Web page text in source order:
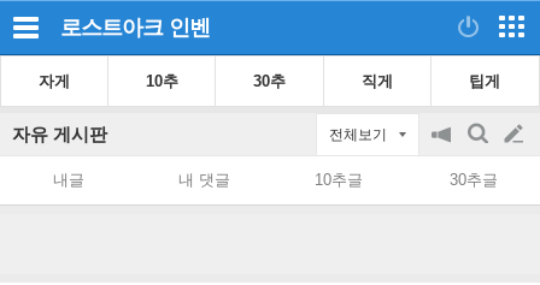
로스트아크 인벤
자게 10추 30추 직게 팁게
자유 게시판 전체보기
공
지
on/off
검
색
글
쓰
내글 내 댓글 10추글 30추글